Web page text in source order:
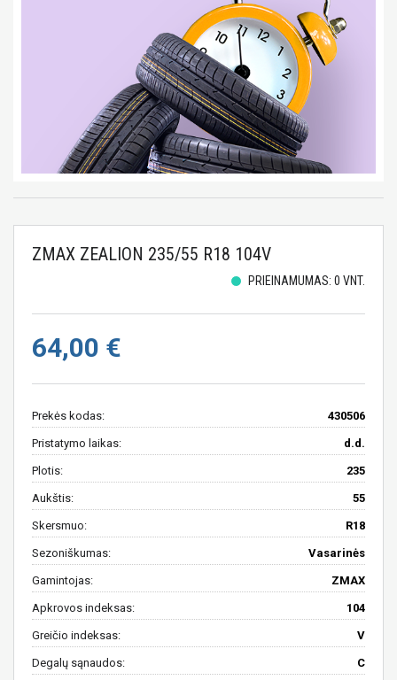
ZMAX ZEALION 235/55 R18 104V
PRIEINAMUMAS: 0 VNT.
64,00 €
Prekės kodas: 430506
Pristatymo laikas: d.d.
Plotis: 235
Aukštis: 55
Skersmuo: R18
Sezoniškumas: Vasarinės
Gamintojas: ZMAX
Apkrovos indeksas: 104
Greičio indeksas: V
Degalų sąnaudos: C